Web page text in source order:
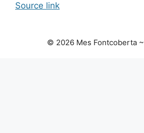
Source link
© 2026 Mes Fontcoberta ~